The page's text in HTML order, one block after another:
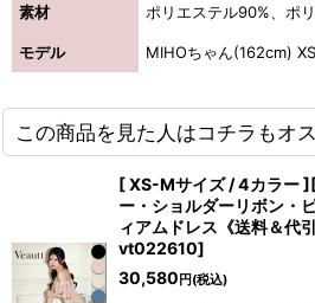
素材 ポリエステル90%、ポ
モデル MIHOちゃん(162cm)
この商品を見た人はコチラもオ
[ XS-Mサイズ / 4カラー
ー・ショルダーリボン・
ィアムドレス《送料＆代
vt022610]
30,580 円 (税込)